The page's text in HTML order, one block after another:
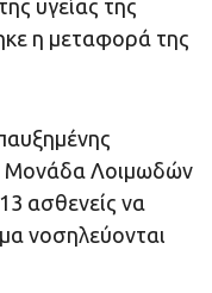
υγείας της
η μεταφορά της
η Μονάδα Λοιμωδών
ασθενείς να
νοσηλεύονται